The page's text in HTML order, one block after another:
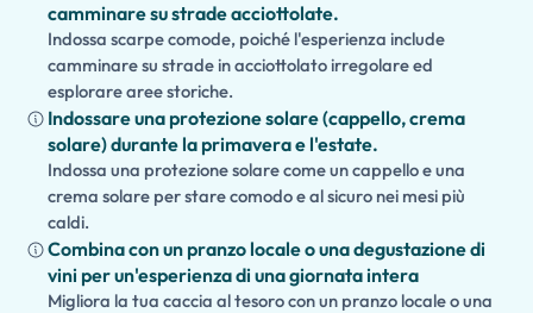
camminare su strade acciottolate.
Indossa scarpe comode, poiché l'esperienza include
camminare su strade in acciottolato irregolare ed
esplorare aree storiche.
Indossare una protezione solare (cappello, crema
solare) durante la primavera e l'estate.
Indossa una protezione solare come un cappello e una
crema solare per stare comodo e al sicuro nei mesi più
caldi.
Combina con un pranzo locale o una degustazione di
vini per un'esperienza di una giornata intera
Migliora la tua caccia al tesoro con un pranzo locale o una